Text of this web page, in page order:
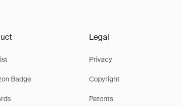
Badge
Legal
Privacy
Copyright
Patents